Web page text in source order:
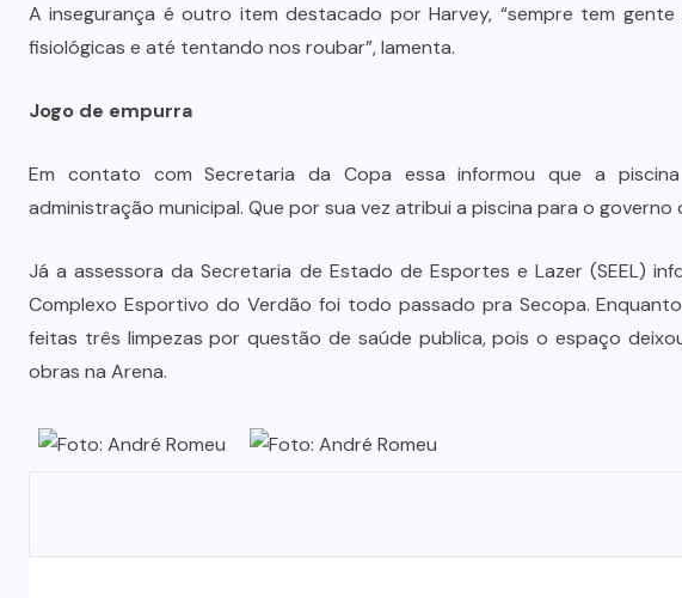
A insegurança é outro item destacado por Harvey, “sempre tem
fisiológicas e até tentando nos roubar”, lamenta.
Jogo de empurra
Em contato com Secretaria da Copa essa informou que a
administração municipal. Que por sua vez atribui a piscina para o governo
Já a assessora da Secretaria de Estado de Esportes e Lazer (SEEL)
Complexo Esportivo do Verdão foi todo passado pra Secopa.
feitas três limpezas por questão de saúde publica, pois o espaço
obras na Arena.